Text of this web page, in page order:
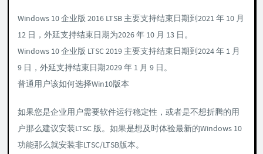
Windows 10 企业版 2016 LTSB 主要支持结束日期到2021 年 10 月
12 日，外延支持结束日期为2026 年 10 月 13 日。
Windows 10 企业版 LTSC 2019 主要支持结束日期到2024 年 1 月
9 日，外延支持结束日期2029 年 1 月 9 日。
普通用户该如何选择Win10版本
如果您是企业用户需要软件运行稳定性，或者是不想折腾的用
户那么建议安装LTSC 版。如果是想及时体验最新的Windows 10
功能那么就安装非LTSC/LTSB版本。